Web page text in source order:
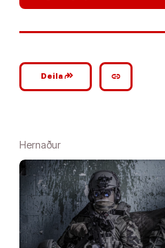
Deilagoogle_plus_reshare link
Hernaður